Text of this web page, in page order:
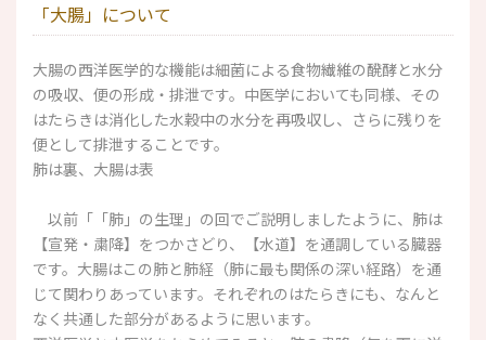
「大腸」について
大腸の西洋医学的な機能は細菌による食物繊維の醗酵と水分
の吸収、便の形成・排泄です。中医学においても同様、その
はたらきは消化した水穀中の水分を再吸収し、さらに残りを
便として排泄することです。
肺は裏、大腸は表
以前「「肺」の生理」の回でご説明しましたように、肺は
【宣発・粛降】をつかさどり、【水道】を通調している臓器
です。大腸はこの肺と肺経（肺に最も関係の深い経路）を通
じて関わりあっています。それぞれのはたらきにも、なんと
なく共通した部分があるように思います。